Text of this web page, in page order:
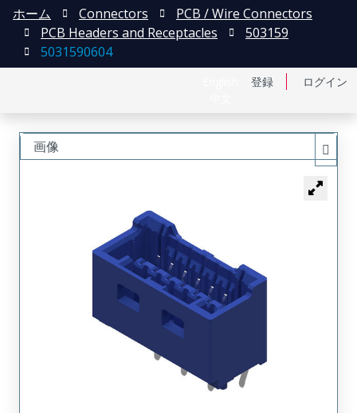
登録 ログイン
ホーム Connectors
PCB / Wire Connectors
PCB Headers and Receptacles
503159
5031590604
画像